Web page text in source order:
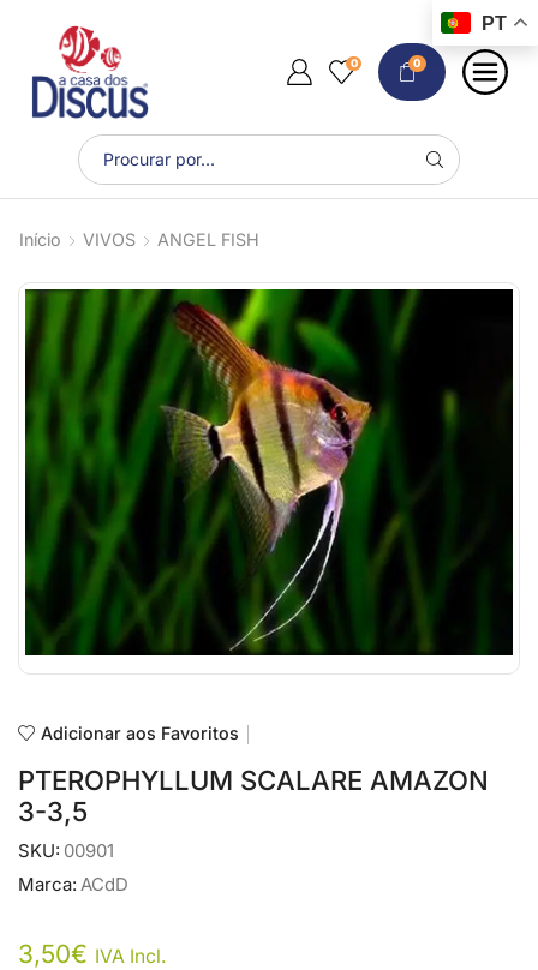
0 0
Início VIVOS ANGEL FISH
Adicionar aos Favoritos
PTEROPHYLLUM SCALARE AMAZON
3-3,5
SKU: 00901
Marca: ACdD
3,50€ IVA Incl.
PT